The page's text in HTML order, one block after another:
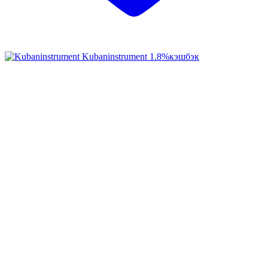
Kubaninstrument 1.8%кэшбэк